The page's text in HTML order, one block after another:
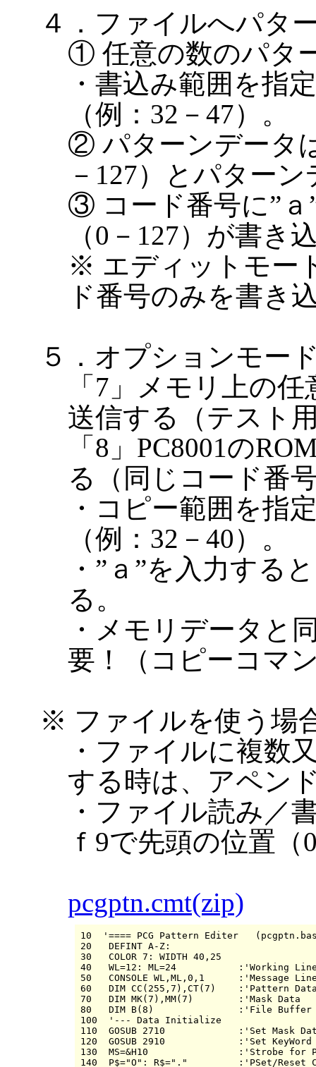
４．ファイルへパタ
① 任意の数のパタ
・書込み範囲を指
（例：32－47）。
② パターンデータ
－127）とパター
③ コード番号に”ａ
（0－127）が書き
※ エディットモー
ド番号のみを書き
５．オプションモー
「7」メモリ上の
送信する（テスト
「8」PC8001の
る（同じコード番
・コピー範囲を指
（例：32－40）。
・”ａ”を入力する
る。
・メモリデータと
要！（コピーコマ
※ ファイルを使う場
・ファイルに複数
する時は、アペン
・ファイル読み／
ｆ9で先頭の位置
pcgptn.cmt(zip)
10  '==== PCG Pattern Editer
20   DEFINT A-Z:
30   COLOR 7: WIDTH 40,25
40   WL=12: ML=24           :'Working
50   CONSOLE WL,ML,0,1      :'Message
60   DIM CC(255,7),CT(7)    :'Pattern
70   DIM MK(7),MM(7)        :'Mask Data
80   DIM B(8)               :'File Buffer
100  '--- Data Initialize
110  GOSUB 2710             :'Set Mask
120  GOSUB 2910             :'Set KeyWord
130  MS=&H10                :'Strobe for
140  P$="O": R$="."         :'PSet/Reset